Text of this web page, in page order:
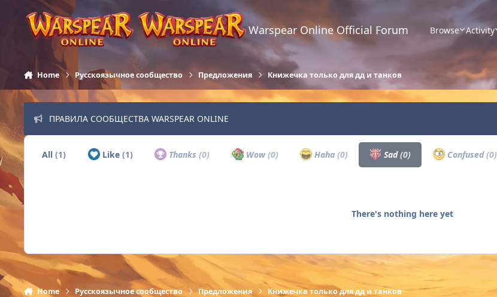
Skip to content
Warspear Online Official Forum Browse Activity
Home Русскоязычное сообщество Предложения Книжечка только для дд и танков
ПРАВИЛА СООБЩЕСТВА WARSPEAR ONLINE
All(1) Like (1) Thanks(0) Wow(0) Haha (0) Sad(0) Confused(0)
There's nothing here yet
Home Русскоязычное сообщество Предложения Книжечка только для дд и танков